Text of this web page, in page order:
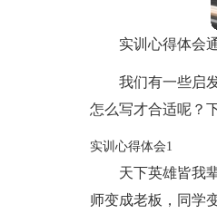
实训心得体会
我们有一些启
怎么写才合适呢？
实训心得体会1
天下英雄皆我
师变成老板，同学